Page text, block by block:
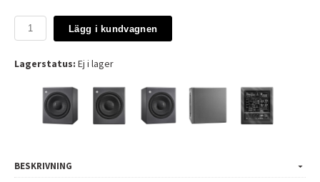
Lägg i kundvagnen
Lagerstatus: Ej i lager
BESKRIVNING